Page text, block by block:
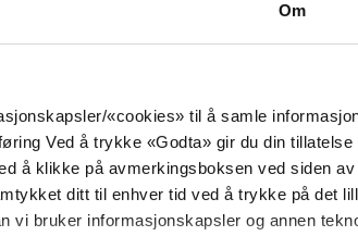
Om
«cookies» til å samle
Ved å trykke «Godta» gir du din tillatelse
å klikke på avmerkingsboksen ved siden av
ditt til enhver tid ved å trykke på det
vi bruker informasjonskapsler og annen